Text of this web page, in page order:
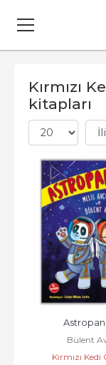
Kırmızı
kitapları
Bülent
Kırmızı Kedi